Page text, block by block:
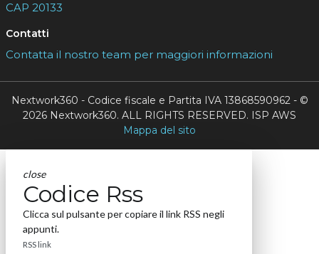
CAP 20133
Contatti
Contatta il nostro team per maggiori informazioni
Nextwork360 - Codice fiscale e Partita IVA 13868590962 - ©
2026 Nextwork360. ALL RIGHTS RESERVED. ISP AWS
Mappa del sito
close
Codice Rss
Clicca sul pulsante per copiare il link RSS negli
appunti.
RSS link